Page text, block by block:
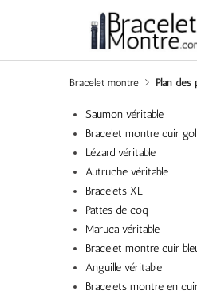
Bracelet montre Plan des
Saumon véritable
Bracelet montre cuir
Lézard véritable
Autruche véritable
Bracelets XL
Pattes de coq
Maruca véritable
Bracelet montre cuir
Anguille véritable
Bracelets montre en